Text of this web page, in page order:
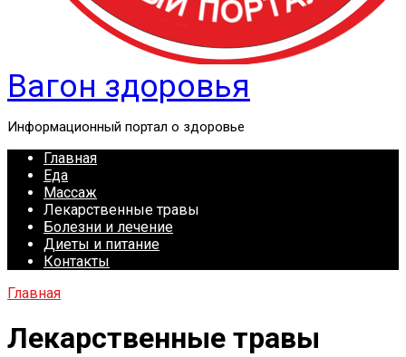
Вагон здоровья
Информационный портал о здоровье
Главная
Еда
Массаж
Лекарственные травы
Болезни и лечение
Диеты и питание
Контакты
Главная
Лекарственные травы